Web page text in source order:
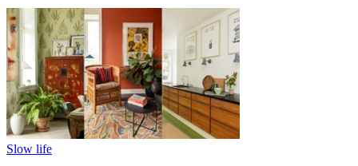
Slow life